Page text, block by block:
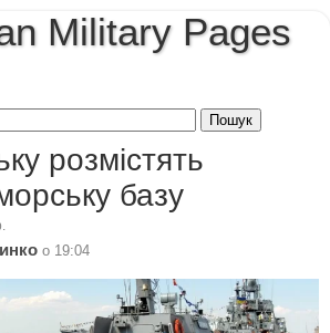
Military Pages
розмістять
базу
о 19:04